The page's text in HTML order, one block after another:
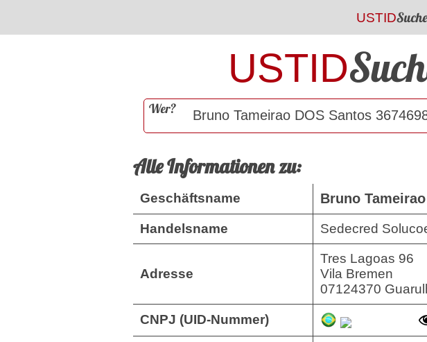
USTIDSuche
USTID
Wer?
Alle Informationen zu:
Geschäftsname Bruno
Handelsname Sedecred
Adresse
Tres Lagoas 96
Vila Bremen
07124370
CNPJ (UID-Nummer)